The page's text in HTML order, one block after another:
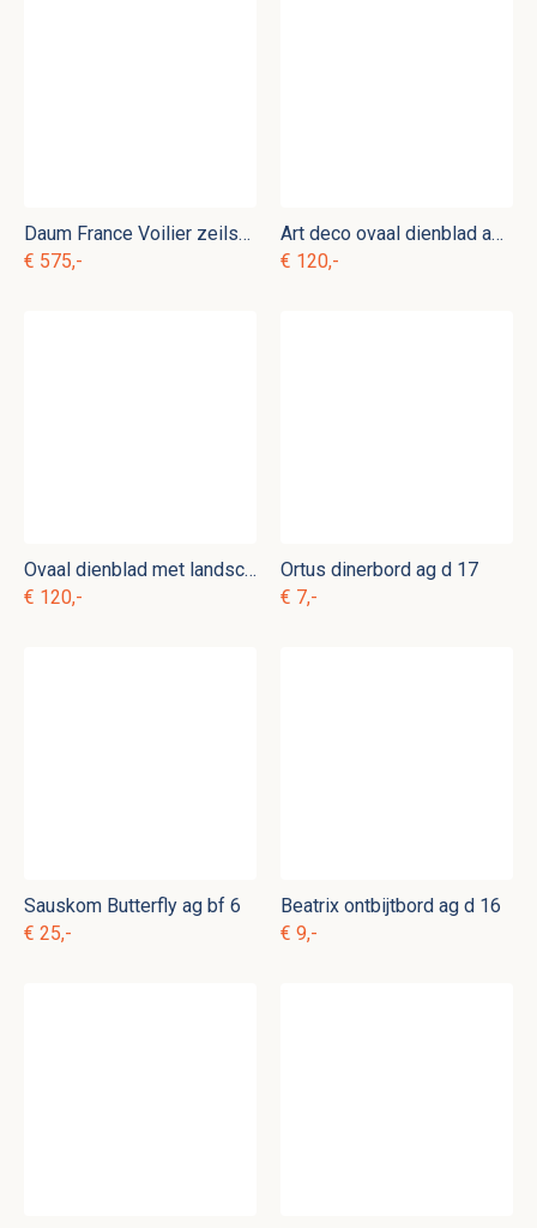
Daum France Voilier zeilschip gk. d 7
€ 575,-
Art deco ovaal dienblad am. d 5
€ 120,-
Ovaal dienblad met landschap am. d 7
€ 120,-
Ortus dinerbord ag d 17
€ 7,-
Sauskom Butterfly ag bf 6
€ 25,-
Beatrix ontbijtbord ag d 16
€ 9,-